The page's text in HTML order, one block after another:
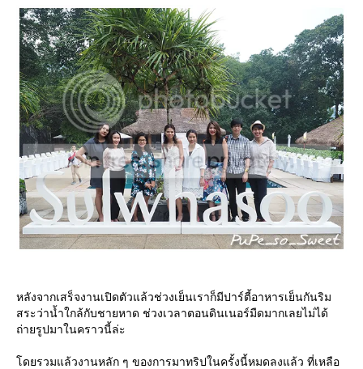
หลังจากเสร็จงานเปิดตัวแล้วช่วงเย็นเราก็มีปาร์ตี้อาหารเย็นกันริม
สระว่าน้ำใกล้กับชายหาด ช่วงเวลาตอนดินเนอร์มืดมากเลยไม่ได้
ถ่ายรูปมาในคราวนี้ล่ะ
ดยรวมแล้วงานหลัก ๆ ของการมาทริปในครั้งนี้หมดลงแล้ว ที่เหลือ